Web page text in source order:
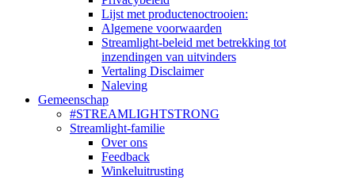
Lijst met productenoctrooien:
Algemene voorwaarden
Streamlight-beleid met betrekking tot
inzendingen van uitvinders
Vertaling Disclaimer
Naleving
Gemeenschap
#STREAMLIGHTSTRONG
Streamlight-familie
Over ons
Feedback
Winkeluitrusting